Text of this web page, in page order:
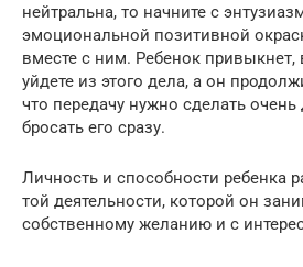
нейтральна, то начните с
эмоциональной позитивной
вместе с ним. Ребенок привыкнет,
уйдете из этого дела, а он
что передачу нужно сделать очень
бросать его сразу.
Личность и способности ребенка
той деятельности, которой он
собственному желанию и с